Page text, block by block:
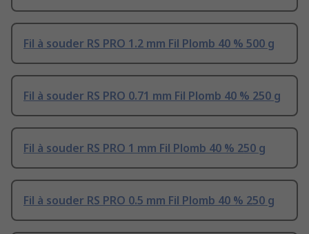
Fil à souder RS PRO 1.2 mm Fil Plomb 40 % 500 g
Fil à souder RS PRO 0.71 mm Fil Plomb 40 % 250 g
Fil à souder RS PRO 1 mm Fil Plomb 40 % 250 g
Fil à souder RS PRO 0.5 mm Fil Plomb 40 % 250 g